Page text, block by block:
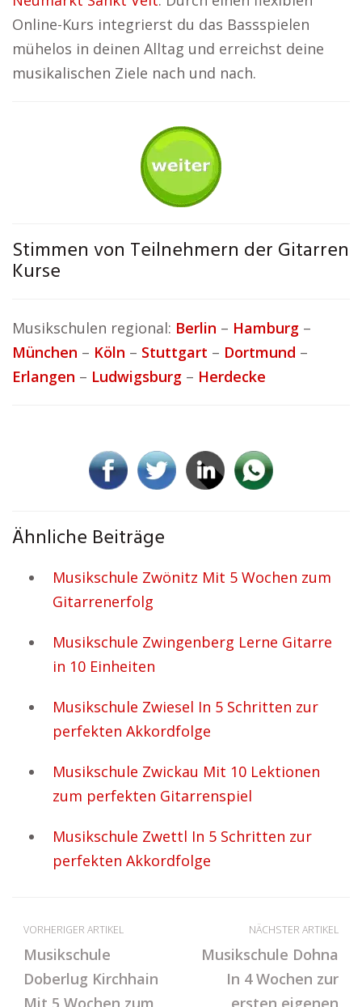
Online-Kurs integrierst du das Bassspielen
mühelos in deinen Alltag und erreichst deine
musikalischen Ziele nach und nach.
Stimmen von Teilnehmern der Gitarren
Kurse
Musikschulen regional: Berlin – Hamburg –
München – Köln – Stuttgart – Dortmund –
Erlangen – Ludwigsburg – Herdecke
Ähnliche Beiträge
Musikschule Zwönitz Mit 5 Wochen zum
Gitarrenerfolg
Musikschule Zwingenberg Lerne Gitarre
in 10 Einheiten
Musikschule Zwiesel In 5 Schritten zur
perfekten Akkordfolge
Musikschule Zwickau Mit 10 Lektionen
zum perfekten Gitarrenspiel
Musikschule Zwettl In 5 Schritten zur
perfekten Akkordfolge
VORHERIGER ARTIKEL
Musikschule
Doberlug Kirchhain
Mit 5 Wochen zum
NÄCHSTER ARTIKEL
Musikschule Dohna
In 4 Wochen zur
ersten eigenen